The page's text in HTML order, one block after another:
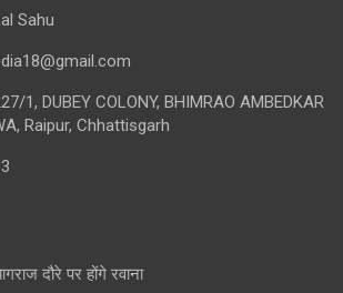
Sahu
1, DUBEY COLONY, BHIMRAO AMBEDKAR
Raipur, Chhattisgarh
दौरे पर होंगे रवाना